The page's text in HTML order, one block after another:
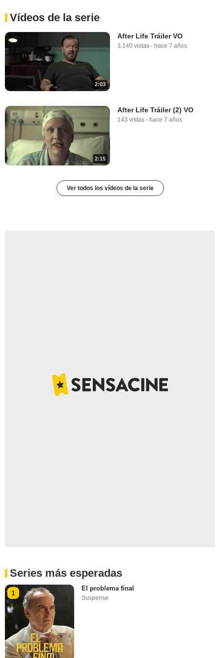
Vídeos de la serie
2:03
After Life Tráiler VO
3.140 vistas - hace 7 años
2:15
After Life Tráiler (2) VO
143 vistas - hace 7 años
Ver todos los vídeos de la serie
Series más esperadas
1
El problema final
Suspense